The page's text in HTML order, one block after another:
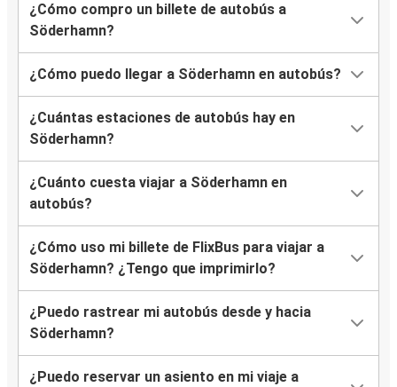
¿Cómo compro un billete de autobús a
Söderhamn?
¿Cómo puedo llegar a Söderhamn en autobús?
¿Cuántas estaciones de autobús hay en
Söderhamn?
¿Cuánto cuesta viajar a Söderhamn en
autobús?
¿Cómo uso mi billete de FlixBus para viajar a
Söderhamn? ¿Tengo que imprimirlo?
¿Puedo rastrear mi autobús desde y hacia
Söderhamn?
¿Puedo reservar un asiento en mi viaje a